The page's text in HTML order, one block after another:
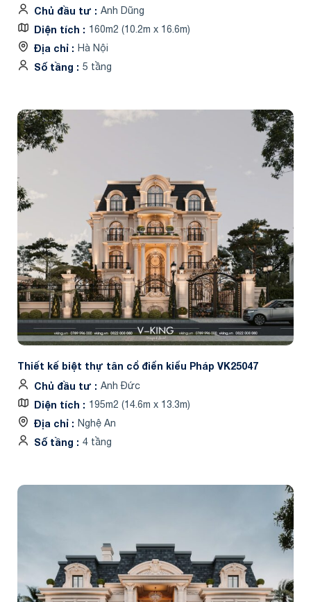
Chủ đầu tư
Anh Dũng
Diện tích 160m2 (10.2m x 16.6m)
Địa chỉ Hà Nội
Số tầng 5 tầng
Thiết kế biệt thự tân cổ điển kiểu Pháp VK25047
Chủ đầu tư
Anh Đức
Diện tích 195m2 (14.6m x 13.3m)
Địa chỉ Nghệ An
Số tầng 4 tầng